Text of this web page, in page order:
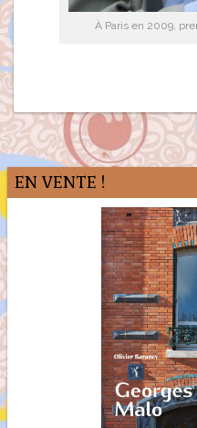
À Paris en 2009,
EN VENTE !